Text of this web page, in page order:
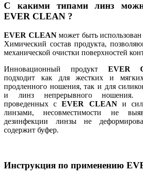
С какими типами линз
EVER CLEAN ?
EVER CLEANможет быть использован
Химический состав продукта,
механической очистки поверхностей
Инновационный продукт EVER
подходит как для жестких и
продленного ношения, так и для
и линз непрерывного ношения.
проведенных сEVER CLEANи
линзами, несовместимости не
дезинфекции линзы не
содержит буфер.
Инструкция по применению